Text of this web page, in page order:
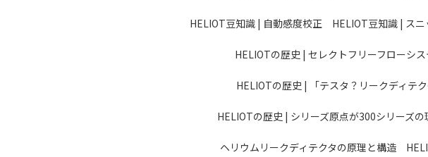
HELIOT豆知識 | 自動感度校正 HELIOT豆知識 | ス
HELIOTの歴史 | セレクトフリーフローシ
HELIOTの歴史 | 「テスタ？リークディテ
HELIOTの歴史 | シリーズ原点が300シリーズの
ヘリウムリークディテクタの原理と構造